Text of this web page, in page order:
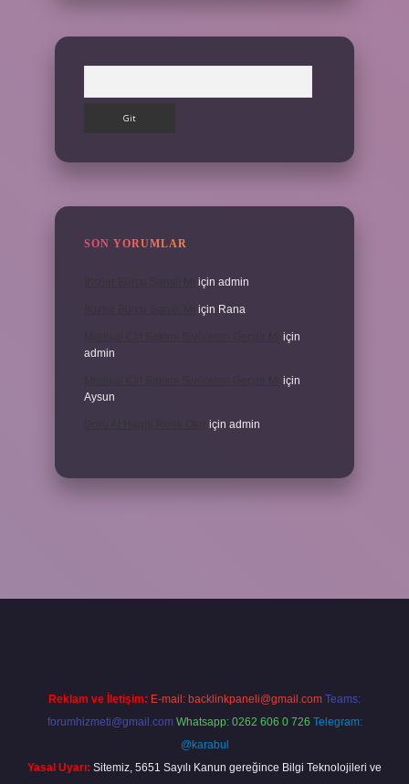
SON YORUMLAR
için admin
İKizler Burcu Şanslı Mı için Rana
için
admin
için
Aysun
için admin
Reklam ve İletişim: E-mail: backlinkpaneli@gmail.com Teams:
forumhizmeti@gmail.com Whatsapp: 0262 606 0 726 Telegram:
@karabul
Yasal Uyarı: Sitemiz, 5651 Sayılı Kanun gereğince Bilgi Teknolojileri ve